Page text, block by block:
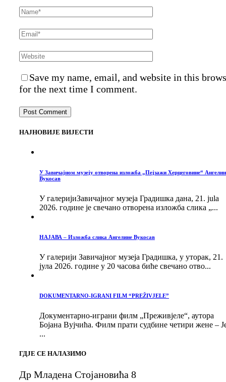
Save my name, email, and website in this
for the next time I comment.
НАЈНОВИЈЕ ВИЈЕСТИ
У Завичајном музеју отворена изложба „Пејзажи Херцеговине“
Вукосав
У галеријиЗавичајног музеја Градишка дана, 21. jula
2026. године је свечано отворена изложба слика „...
НАЈАВА – Изложба слика Ангелине Вукосав
У галерији Завичајног музеја Градишка, у уторак, 21.
јула 2026. године у 20 часова биће свечано отво...
DOKUMENTARNO-IGRANI FILM “PREŽIVJELE”
Документарно-играни филм „Преживјеле“, аутора
Бојана Вујчића. Филм прати судбине четири жене –
...
ГДЈЕ СЕ НАЛАЗИМО
Др Младена Стојановића 8